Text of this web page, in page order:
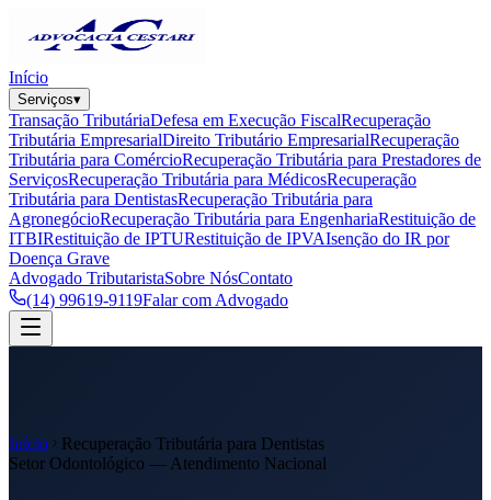
Início
Serviços▾
Transação TributáriaDefesa em Execução FiscalRecuperação
Tributária EmpresarialDireito Tributário EmpresarialRecuperação
Tributária para ComércioRecuperação Tributária para Prestadores de
ServiçosRecuperação Tributária para MédicosRecuperação
Tributária para DentistasRecuperação Tributária para
AgronegócioRecuperação Tributária para EngenhariaRestituição de
ITBIRestituição de IPTURestituição de IPVAIsenção do IR por
Doença Grave
Advogado TributaristaSobre NósContato
(14) 99619-9119Falar com Advogado
Início
Recuperação Tributária para Dentistas
Setor Odontológico — Atendimento Nacional